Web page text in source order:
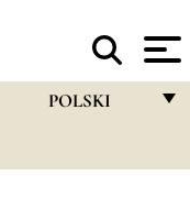
POLSKI